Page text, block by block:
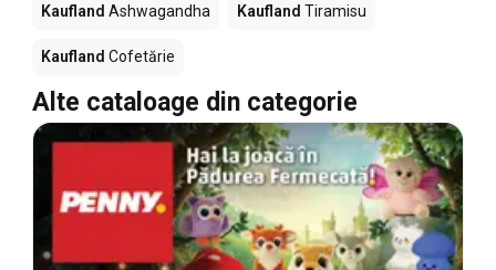
Kaufland Ashwagandha Kaufland Tiramisu
Kaufland Cofetărie
Alte cataloage din categorie